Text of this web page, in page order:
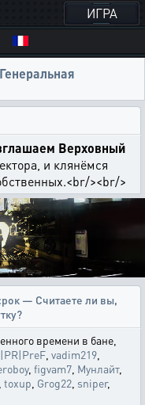
ИГРА
Верховный
и клянёмся
><br/>
— Считаете ли вы,
времени в бане,
|PR|PreF vadim219
, figvam7 Мунлайт,
toxup Grog22 sniper,